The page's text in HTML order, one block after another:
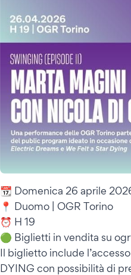
📆 Domenica 26 aprile
📍 Duomo | OGR Torino
⏰ H 19
🟢 Biglietti in vendita su
Il biglietto include
DYING con possibilità di